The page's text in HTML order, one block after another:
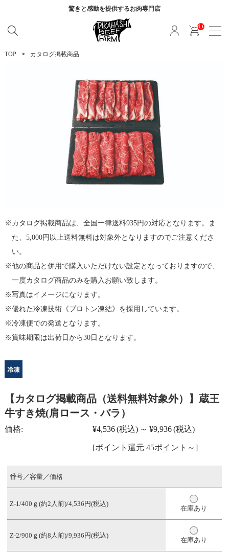
驚きと感動を提供するお肉専門店
__ITM_CNT__
TOP カタログ掲載商品
カタログ掲載商品は、全国一律送料935円の対応となります。ま
た、5,000円以上送料無料は対象外となりますのでご注意くださ
い。
他の商品と併用で購入いただけない設定となっておりますので、
一度カタログ商品のみを購入お願い致します。
写真はイメージになります。
優れた冷凍技術《プロトン凍結》を採用しています。
冷凍便での発送となります。
賞味期限は出荷日から30日となります。
【カタログ掲載商品（送料無料対象外）】蔵王
牛すき焼(肩ロース・バラ）
価格: ¥4,536(税込) ～ ¥9,936(税込)
[ポイント還元 45ポイント～]
番号／容量／価格
Z-1/400ｇ(約2人前)/4,536円(税込)
在庫あり
Z-2/900ｇ(約8人前)/9,936円(税込)
在庫あり